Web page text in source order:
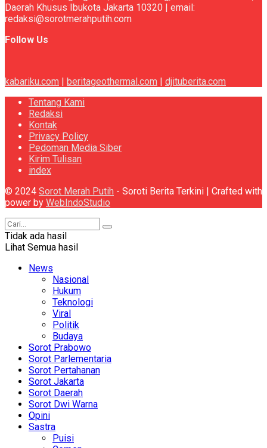
Daerah Khusus Ibukota Jakarta 10320 | email:
redaksi@sorotmerahputih.com
Follow Us
kabariku.com beritageothermal.com
djituberita.com
Tentang Kami
Redaksi
Kontak
Privacy Policy
Pedoman Media Siber
Kirim Tulisan
index
© 2024 Sorot Merah Putih - Soroti Berita Terkini | Crafted with
power by WebIndoStudio
Tidak ada hasil
Lihat Semua hasil
News
Nasional
Hukum
Teknologi
Viral
Politik
Budaya
Sorot Prabowo
Sorot Parlementaria
Sorot Pertahanan
Sorot Jakarta
Sorot Daerah
Sorot Dwi Warna
Opini
Sastra
Puisi